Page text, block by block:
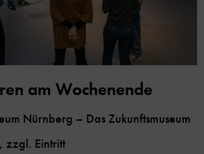
am Wochenende
Nürnberg – Das Zukunftsmuseum
zzgl. Eintritt